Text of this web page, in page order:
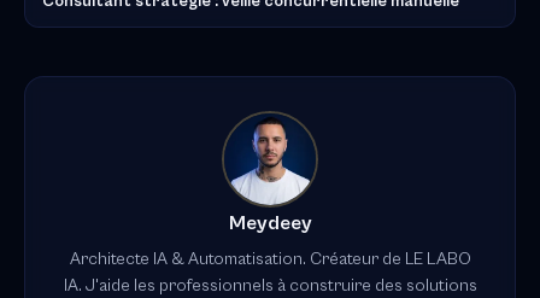
Meydeey
Architecte IA & Automatisation. Créateur de LE LABO
IA. J'aide les professionnels à construire des solutions